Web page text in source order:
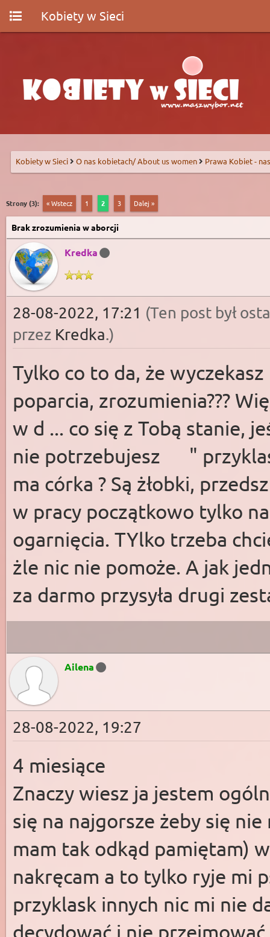
Kobiety w Sieci
Kobiety w Sieci O nas kobietach/ About us women Prawa Kobiet -
Strony (3): « Wstecz 1 2 3 Dalej »
Brak zrozumienia w aborcji
Kredka
28-08-2022, 17:21 (Ten post był
przez Kredka.)
Tylko co to da, że
poparcia, zrozumienia???
w d ... co się z Tobą stanie,
nie potrzebujesz "
ma córka ? Są żłobki,
w pracy początkowo tylko
ogarnięcia. TYlko trzeba
żle nic nie pomoże. A jak
za darmo przysyła drugi
Ailena
28-08-2022, 19:27
4 miesiące
Znaczy wiesz ja jestem
się na najgorsze żeby się
mam tak odkąd pamiętam)
nakręcam a to tylko ryje mi
przyklask innych nic mi nie
decydować i nie